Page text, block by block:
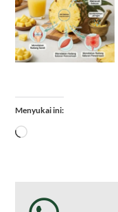
Menyukai ini:
Memuat...